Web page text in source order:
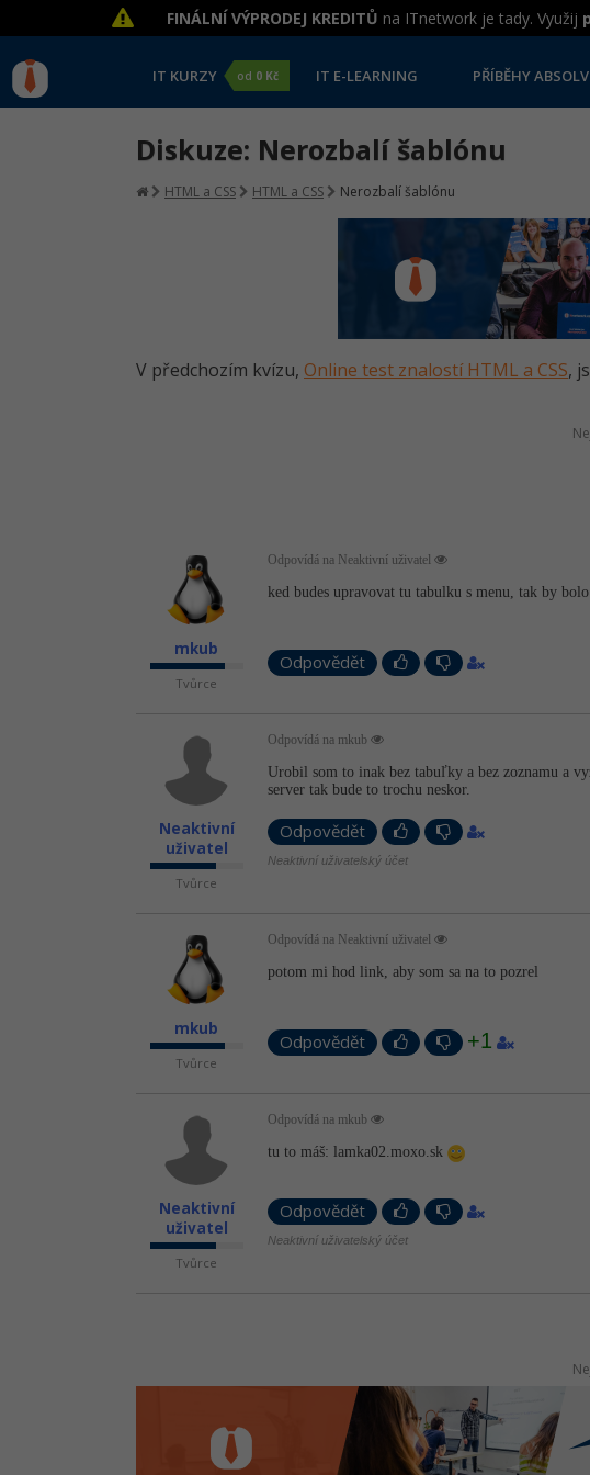
FINÁLNÍ VÝPRODEJ KREDITŮ na ITnetwork je tady. Využij
IT KURZY od 0 Kč IT E-LEARNING PŘÍBĚHY
Diskuze: Nerozbalí šablónu
HTML a CSS HTML a CSS Nerozbalí šablónu
V předchozím kvízu, Online test znalostí HTML a CSS,
mkub
Tvůrce
Odpovídá na Neaktivní uživatel
ked budes upravovat tu tabulku s menu, tak by
Odpovědět
Neaktivní
uživatel
Tvůrce
Odpovídá na mkub
Urobil som to inak bez tabuľky a bez zoznamu a
server tak bude to trochu neskor.
Odpovědět
Neaktivní uživatelský účet
mkub
Tvůrce
Odpovídá na Neaktivní uživatel
potom mi hod link, aby som sa na to pozrel
Odpovědět +1
Neaktivní
uživatel
Tvůrce
Odpovídá na mkub
tu to máš: lamka02.moxo.sk
Odpovědět
Neaktivní uživatelský účet